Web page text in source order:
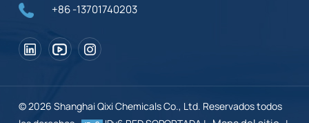
+86 -13701740203
© 2026 Shanghai Qixi Chemicals Co., Ltd. Reservados todos